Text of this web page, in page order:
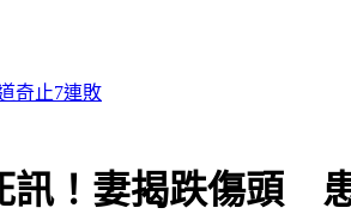
單飛首登場
訊！妻揭跌傷頭